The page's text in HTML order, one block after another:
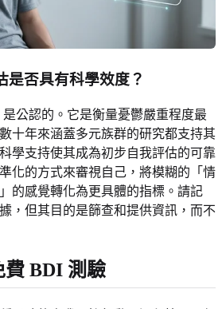
是否具有科學效度？
是公認的。它是衡量憂鬱嚴重程度最
十年來涵蓋多元族群的研究都支持其
學支持使其成為初步自我評估的可靠
化的方式來審視自己，將模糊的「情
的感覺轉化為更具體的指標。請記
，但其目的是篩查和提供資訊，而不
費 BDI 測驗